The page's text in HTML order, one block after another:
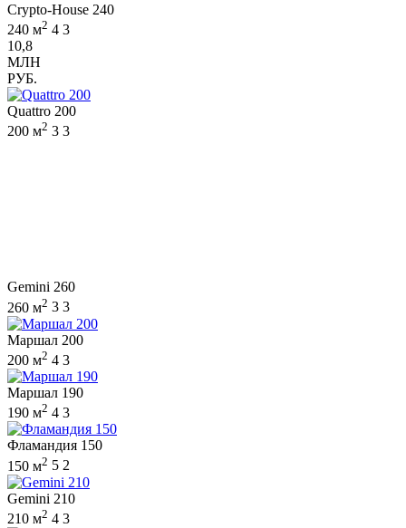
Crypto-House 240
240 м2 4 3
10,8
МЛН
РУБ.
Quattro 200
200 м2 3 3
Gemini 260
260 м2 3 3
Маршал 200
200 м2 4 3
Маршал 190
190 м2 4 3
Фламандия 150
150 м2 5 2
Gemini 210
210 м2 4 3